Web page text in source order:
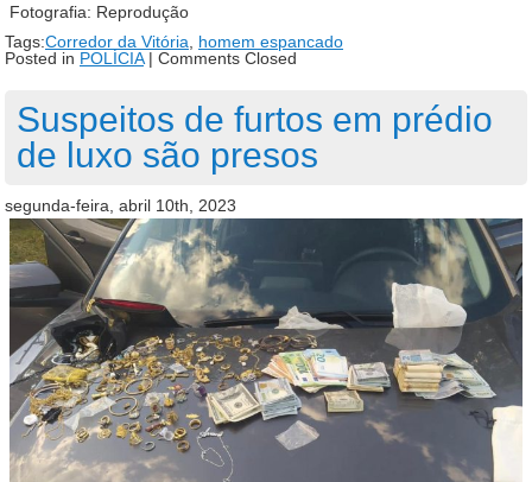
Fotografia: Reprodução
Tags:Corredor da Vitória
homem espancado
Posted in POLÍCIA| Comments Closed
Suspeitos de furtos em prédio
de luxo são presos
segunda-feira, abril 10th, 2023